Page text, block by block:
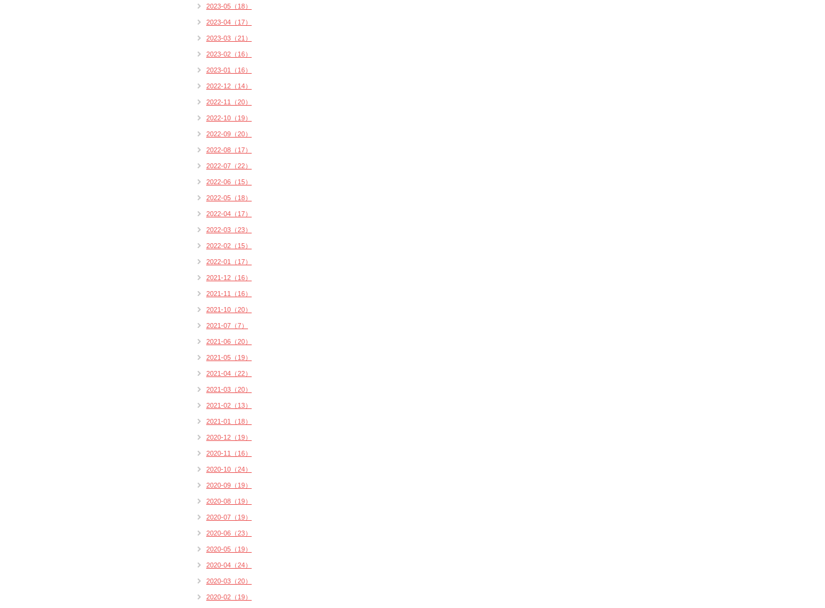
2023-05（18）
2023-04（17）
2023-03（21）
2023-02（16）
2023-01（16）
2022-12（14）
2022-11（20）
2022-10（19）
2022-09（20）
2022-08（17）
2022-07（22）
2022-06（15）
2022-05（18）
2022-04（17）
2022-03（23）
2022-02（15）
2022-01（17）
2021-12（16）
2021-11（16）
2021-10（20）
2021-07（7）
2021-06（20）
2021-05（19）
2021-04（22）
2021-03（20）
2021-02（13）
2021-01（18）
2020-12（19）
2020-11（16）
2020-10（24）
2020-09（19）
2020-08（19）
2020-07（19）
2020-06（23）
2020-05（19）
2020-04（24）
2020-03（20）
2020-02（19）